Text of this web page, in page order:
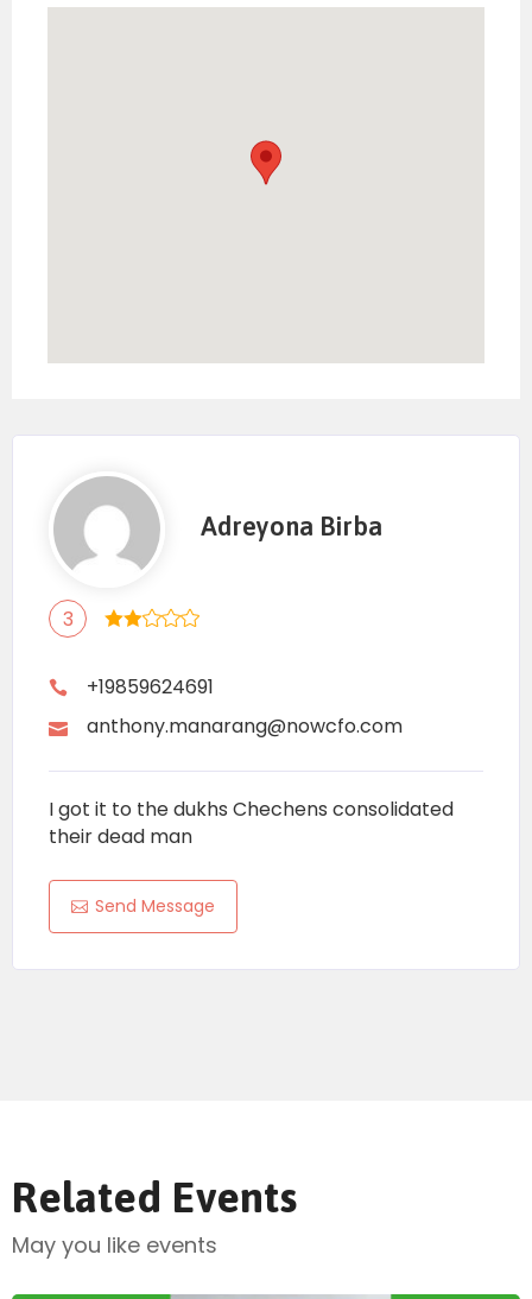
Adreyona Birba
3
+19859624691
anthony.manarang@nowcfo.com
I got it to the dukhs Chechens consolidated
their dead man
Send Message
Related Events
May you like events